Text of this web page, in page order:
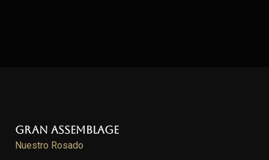
Gran Assemblage
Nuestro Rosado